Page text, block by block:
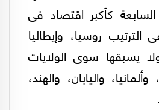
كأكبر اقتصاد فى
روسيا، وإيطاليا
ولا يسبقها سوى الولايات
واليابان، والهند،